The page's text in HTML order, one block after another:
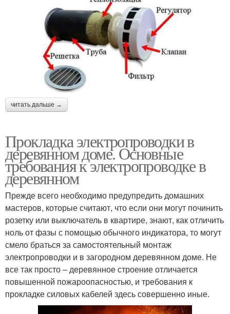
читать дальше →
Прокладка электропроводки в
деревянном доме. Основные
требования к электропроводке в
деревянном
Прежде всего необходимо предупредить домашних
мастеров, которые считают, что если они могут починить
розетку или выключатель в квартире, знают, как отличить
ноль от фазы с помощью обычного индикатора, то могут
смело браться за самостоятельный монтаж
электропроводки и в загородном деревянном доме. Не
все так просто – деревянное строение отличается
повышенной пожароопасностью, и требования к
прокладке силовых кабелей здесь совершенно иные.